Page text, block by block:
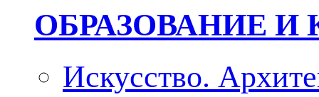
ОБРАЗОВАНИЕ И
Искусство.